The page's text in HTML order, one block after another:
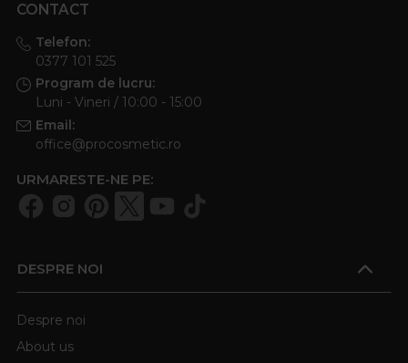
CONTACT
Telefon:
0377 101 525
Program de lucru:
Luni - Vineri / 10:00 - 15:00
Email:
office@procosmetic.ro
URMARESTE-NE PE:
DESPRE NOI
Despre noi
About us